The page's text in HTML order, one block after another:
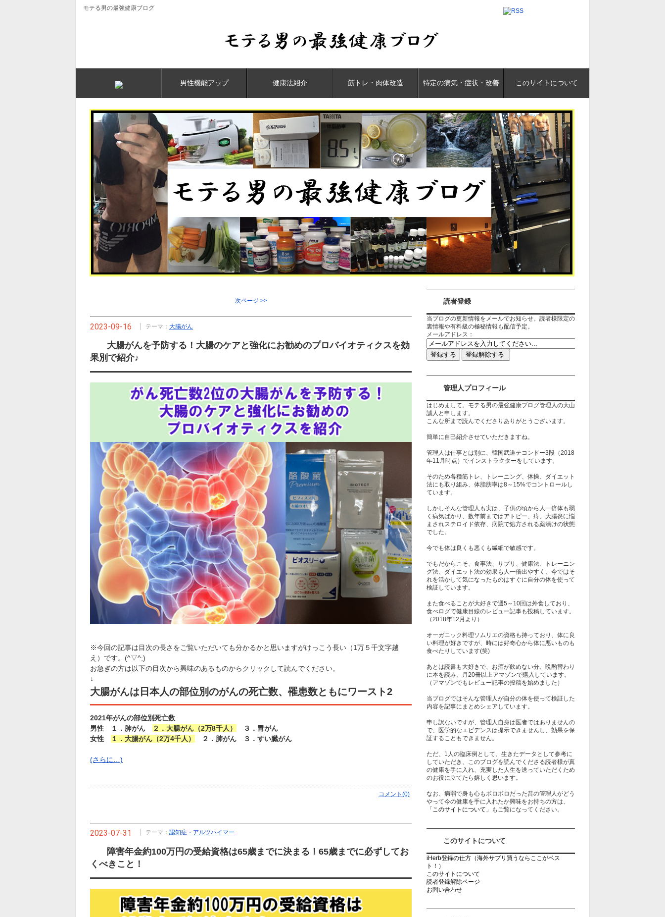
モテる男の最強健康ブログ
男性機能アップ 健康法紹介 筋トレ・肉体改造 特定の病気・症状・改善 このサイトについて
次ページ >>
大腸がんを予防する！大腸のケアと強化にお勧めのプロバイオティクスを効
果別で紹介♪
2023-09-16 テーマ： 大腸がん
※今回の記事は目次の長さをご覧いただいても分かるかと思いますがけっこう長い（1万５千文字越
え）です。(^▽^;)
お急ぎの方は以下の目次から興味のあるものからクリックして読んでください。
↓
大腸がんは日本人の部位別のがんの死亡数、罹患数ともにワースト2
2021年がんの部位別死亡数
男性 １．肺がん
２．大腸がん（2万8千人）
３．胃がん
女性
１．大腸がん（2万4千人） ２．肺がん ３．すい臓がん
(さらに…)
コメント(0)
障害年金約100万円の受給資格は65歳までに決まる！65歳までに必ずしてお
くべきこと！
2023-07-31 テーマ： 認知症・アルツハイマー
読者登録
当ブログの更新情報をメールでお知らせ。読者様限定の
裏情報や有料級の極秘情報も配信予定。
メールアドレス：
管理人プロフィール
はじめまして。モテる男の最強健康ブログ管理人の大山
誠人と申します。
こんな所まで読んでくださりありがとうございます。
簡単に自己紹介させていただきますね。
管理人は仕事とは別に、韓国武道テコンドー3段（2018
年11月時点）でインストラクターをしています。
そのため各種筋トレ、トレーニング、体操、ダイエット
法にも取り組み、体脂肪率は8～15%でコントロールし
ています。
しかしそんな管理人も実は、子供の頃から人一倍体も弱
く病気ばかり、数年前まではアトピー、痔、大腸炎に悩
まされステロイド依存、病院で処方される薬漬けの状態
でした。
今でも体は良くも悪くも繊細で敏感です。
でもだからこそ、食事法、サプリ、健康法、トレーニン
グ法、ダイエット法の効果も人一倍出やすく、今ではそ
れを活かして気になったものはすぐに自分の体を使って
検証しています。
また食べることが大好きで週5～10回は外食しており、
食べログで健康目線のレビュー記事も投稿しています。
（2018年12月より）
オーガニック料理ソムリエの資格も持っており、体に良
い料理が好きですが、時には好奇心から体に悪いものも
食べたりしています(笑)
あとは読書も大好きで、お酒が飲めない分、晩酌替わり
に本を読み、月20冊以上アマゾンで購入しています。
（アマゾンでもレビュー記事の投稿を始めました）
当ブログではそんな管理人が自分の体を使って検証した
内容を記事にまとめシェアしています。
申し訳ないですが、管理人自身は医者ではありませんの
で、医学的なエビデンスは提示できませんし、効果を保
証することもできません。
ただ、1人の臨床例として、生きたデータとして参考に
していただき、このブログを読んでくださる読者様が真
の健康を手に入れ、充実した人生を送っていただくため
のお役に立てたら嬉しく思います。
なお、病弱で身も心もボロボロだった昔の管理人がどう
やって今の健康を手に入れたか興味をお持ちの方は、
「このサイトについて」
もご覧になってください。
このサイトについて
iHerb登録の仕方（海外サプリ買うならここがベス
ト！）
このサイトについて
読者登録解除ページ
お問い合わせ